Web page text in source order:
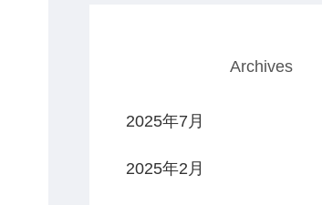
Archives
2025年7月
2025年2月